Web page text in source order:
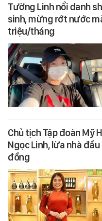
Tường Linh nổi danh
sinh, mừng rớt nước
triệu/tháng
Chủ tịch Tập đoàn Mỹ
Ngọc Linh, lừa nhà
đồng